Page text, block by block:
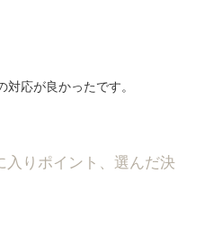
応が良かったです。
入りポイント、選んだ決